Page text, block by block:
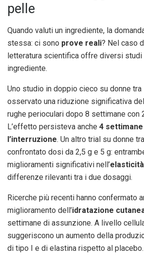
pelle
Quando valuti un ingrediente, la
stessa: ci sono prove reali? Nel caso
letteratura scientifica offre diversi
ingrediente.
Uno studio in doppio cieco su donne tra
osservato una riduzione significativa
rughe perioculari dopo 8 settimane con
L’effetto persisteva anche 4
l’interruzione. Un altro trial su donne
confrontato dosi da 2,5 g e 5 g:
miglioramenti significativi nell’
differenze rilevanti tra i due dosaggi.
Ricerche più recenti hanno confermato
miglioramento dell’idratazione
settimane di assunzione. A livello
suggeriscono un aumento della
di tipo I e di elastina rispetto al placebo.